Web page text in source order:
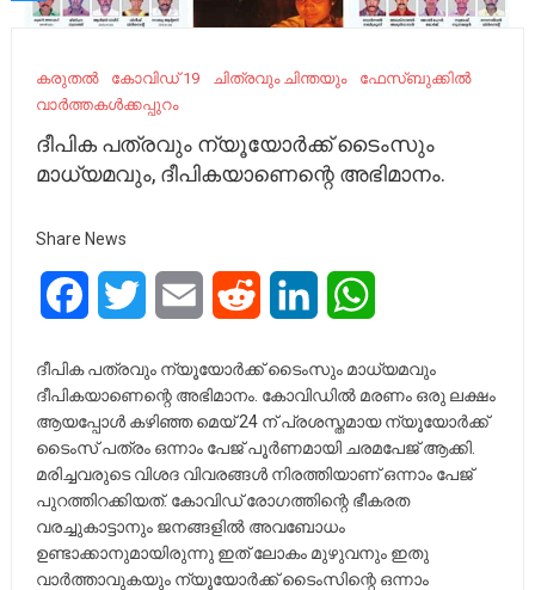
കരുതൽ കോവിഡ് 19 ചിത്രവും ചിന്തയും
ഫേസ്ബുക്കിൽ
വാർത്തകൾക്കപ്പുറം
ദീപിക പത്രവും ന്യൂയോര്‍ക്ക് ടൈംസും
മാധ്യമവും, ദീപികയാണെന്റെ അഭിമാനം.
Share News
FacebookTwitter Email Reddit LinkedIn
ദീപിക പത്രവും ന്യൂയോര്‍ക്ക് ടൈംസും മാധ്യമവും
ദീപികയാണെന്റെ അഭിമാനം. കോവിഡില്‍ മരണം ഒരു ലക്ഷം
ആയപ്പോള്‍ കഴിഞ്ഞ മെയ് 24 ന് പ്രശസ്തമായ ന്യൂയോര്‍ക്ക്
ടൈംസ് പത്രം ഒന്നാം പേജ് പൂര്‍ണമായി ചരമപേജ് ആക്കി.
മരിച്ചവരുടെ വിശദ വിവരങ്ങള്‍ നിരത്തിയാണ് ഒന്നാം പേജ്
പുറത്തിറക്കിയത്. കോവിഡ് രോഗത്തിന്റെ ഭീകരത
വരച്ചുകാട്ടാനും ജനങ്ങളില്‍ അവബോധം
ഉണ്ടാക്കാനുമായിരുന്നു ഇത് ലോകം മുഴുവനും ഇതു
വാര്‍ത്താവുകയും ന്യൂയോര്‍ക്ക് ടൈംസിന്റെ ഒന്നാം